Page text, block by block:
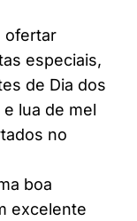
ofertar
especiais,
de Dia dos
lua de mel
no
boa
excelente